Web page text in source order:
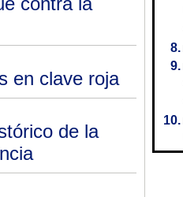
en clave roja
de la